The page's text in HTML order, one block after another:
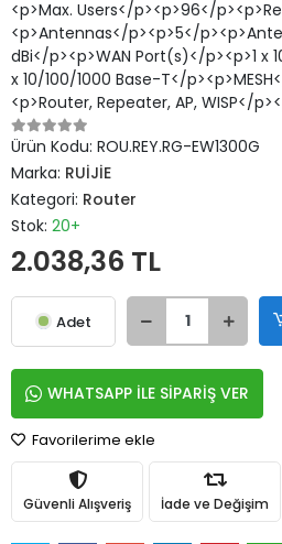
<p>Max. Users</p><p>96</
<p>Antennas</p><p>5</
dBi</p><p>WAN Port(s)</p><p>1 x
x 10/100/1000 Base-T</
<p>Router, Repeater, AP, WISP</
Ürün Kodu: ROU.REY.RG-EW1300G
Marka: RUİJİE
Kategori: Router
Stok: 20+
2.038,36 TL
Adet
WHATSAPP İLE SİPARİŞ VER
Favorilerime ekle
Güvenli Alışveriş İade ve Değişim